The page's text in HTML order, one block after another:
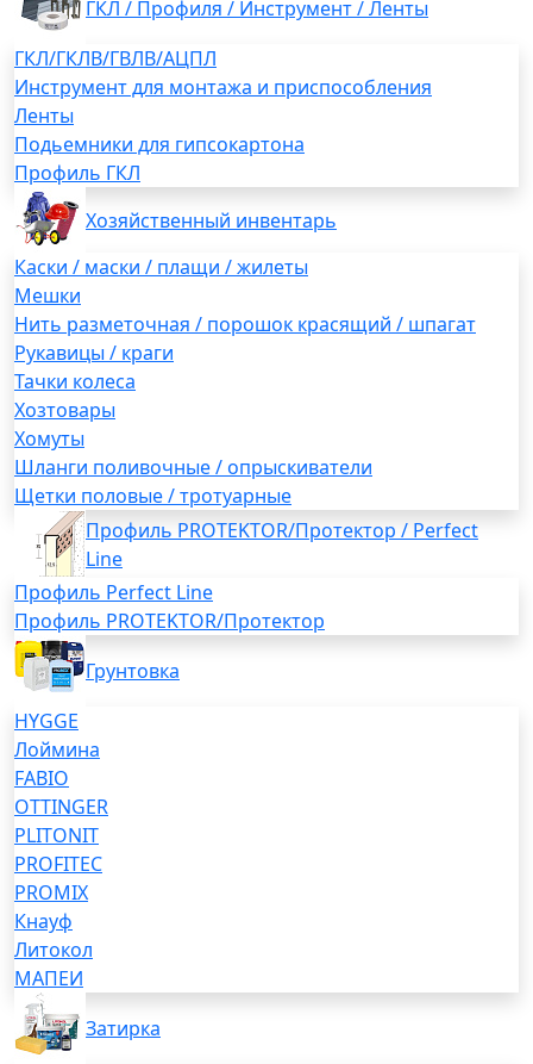
ГКЛ / Профиля / Инструмент / Ленты
ГКЛ/ГКЛВ/ГВЛВ/АЦПЛ
Инструмент для монтажа и приспособления
Ленты
Подьемники для гипсокартона
Профиль ГКЛ
Хозяйственный инвентарь
Каски / маски / плащи / жилеты
Мешки
Нить разметочная / порошок красящий / шпагат
Рукавицы / краги
Тачки колеса
Хозтовары
Хомуты
Шланги поливочные / опрыскиватели
Щетки половые / тротуарные
Профиль PROTEKTOR/Протектор / Perfect
Line
Профиль Perfect Line
Профиль PROTEKTOR/Протектор
Грунтовка
HYGGE
Лоймина
FABIO
OTTINGER
PLITONIT
PROFITEC
PROMIX
Кнауф
Литокол
МАПЕИ
Затирка